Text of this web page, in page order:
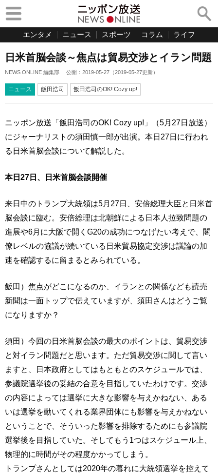
エンタメ ニュース スポーツ コラム ライフ
日米首脳会談～焦点は貿易交渉とイラン問題
NEWS ONLINE 編集部 公開： 2019-05-27 （2019-05-27更新）
ニュース 飯田浩司 飯田浩司のOK! Cozy up!
ニッポン放送「飯田浩司のOK! Cozy up!」（5月27日放送）
にジャーナリストの須田慎一郎が出演。本日27日に行われ
る日米首脳会談について解説した。
本日27日、日米首脳会談開催
来日中のトランプ大統領は5月27日、安倍総理大臣と日米首
脳会談に臨む。安倍総理は北朝鮮による日本人拉致問題の
進展や6月に大阪で開くG20の成功につなげたい考えで、閣
僚レベルの協議が続いている日米貿易協定交渉は議論の加
速を確認するに留まるとみられている。
飯田）焦点がどこになるのか、イランとの関係なども読売
新聞は一面トップで伝えていますが、須田さんはどうご覧
になりますか？
須田）今回の日米首脳会談の最大のポイントは、貿易交渉
と対イラン問題だと思います。ただ貿易交渉に関して言い
ますと、日本政府としてはもともとのスケジュールでは、
参議院選挙後の妥結の合意を目指していたわけです。交渉
の内容によっては選挙に大きな影響を与えかねない、ある
いは選挙を動いてくれる業界団体にも影響を与えかねない
ということで、そういった影響を排除するためにも参議院
選挙後を目指していた。そしてもう1つはスケジュール上、
物理的に時間がその程度かかってしまう。
トランプさんとしては2020年の暮れに大統領選挙を控えて